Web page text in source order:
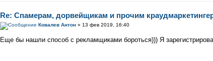
Re: Спамерам, дорвейщикам и прочим
Ковалев Антон» 13 фев 2019, 16:40
Еще бы нашли способ с рекламщиками бороться))) Я